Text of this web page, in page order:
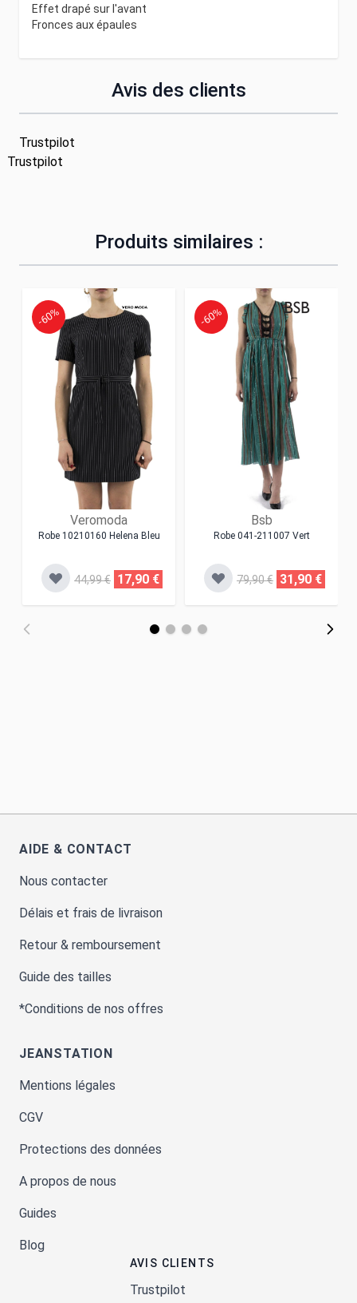
Effet drapé sur l'avant
Fronces aux épaules
Avis des clients
Trustpilot
Trustpilot
Produits similaires :
Veromoda
Robe 10210160 Helena Bleu
-60%
44,99 € 17,90 €
Bsb
Robe 041-211007 Vert
-60%
79,90 € 31,90 €
AIDE & CONTACT
Nous contacter
Délais et frais de livraison
Retour & remboursement
Guide des tailles
*Conditions de nos offres
JEANSTATION
Mentions légales
CGV
Protections des données
A propos de nous
Guides
Blog
AVIS CLIENTS
Trustpilot